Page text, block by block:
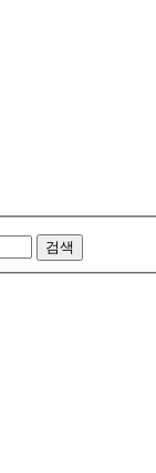
검색